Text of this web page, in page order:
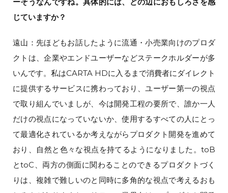
じていますか？
遠山：先ほどもお話したように流通・小売業向けのプロダ
クトは、企業やエンドユーザーなどステークホルダーが多
いんです。私はCARTA HDに入るまで消費者にダイレクト
に提供するサービスに携わっており、ユーザー第一の視点
で取り組んでいましが、今は開発工程の要所で、誰か一人
だけの視点になっていないか、使用するすべての人にとっ
て最適化されているか考えながらプロダクト開発を進めて
おり、自然と色々な視点を持てるようになりました。toB
とtoC、両方の側面に関わることのできるプロダクトづく
りは、複雑で難しいのと同時に多角的な視点で考えるおも